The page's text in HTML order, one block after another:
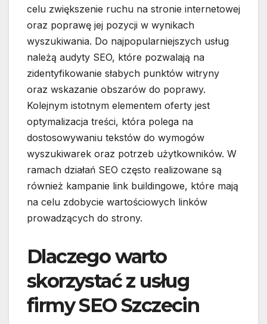
celu zwiększenie ruchu na stronie internetowej
oraz poprawę jej pozycji w wynikach
wyszukiwania. Do najpopularniejszych usług
należą audyty SEO, które pozwalają na
zidentyfikowanie słabych punktów witryny
oraz wskazanie obszarów do poprawy.
Kolejnym istotnym elementem oferty jest
optymalizacja treści, która polega na
dostosowywaniu tekstów do wymogów
wyszukiwarek oraz potrzeb użytkowników. W
ramach działań SEO często realizowane są
również kampanie link buildingowe, które mają
na celu zdobycie wartościowych linków
prowadzących do strony.
Dlaczego warto
skorzystać z usług
firmy SEO Szczecin